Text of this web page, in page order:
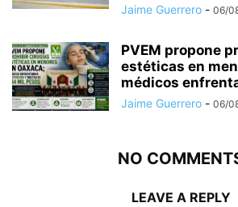
Jaime Guerrero - 06/
PVEM propone
estéticas en
médicos
Jaime Guerrero - 06/
NO
LEAVE A REPLY